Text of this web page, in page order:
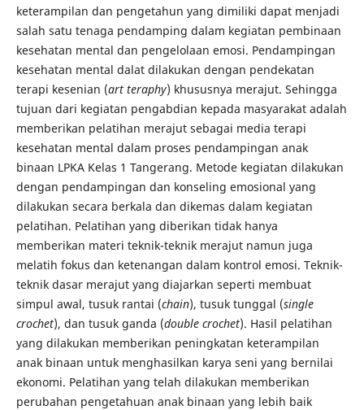
keterampilan dan pengetahun yang dimiliki dapat menjadi
salah satu tenaga pendamping dalam kegiatan pembinaan
kesehatan mental dan pengelolaan emosi. Pendampingan
kesehatan mental dalat dilakukan dengan pendekatan
terapi kesenian (art teraphy) khususnya merajut. Sehingga
tujuan dari kegiatan pengabdian kepada masyarakat adalah
memberikan pelatihan merajut sebagai media terapi
kesehatan mental dalam proses pendampingan anak
binaan LPKA Kelas 1 Tangerang. Metode kegiatan dilakukan
dengan pendampingan dan konseling emosional yang
dilakukan secara berkala dan dikemas dalam kegiatan
pelatihan. Pelatihan yang diberikan tidak hanya
memberikan materi teknik-teknik merajut namun juga
melatih fokus dan ketenangan dalam kontrol emosi. Teknik-
teknik dasar merajut yang diajarkan seperti membuat
simpul awal, tusuk rantai (chain), tusuk tunggal (single
crochet), dan tusuk ganda (double crochet). Hasil pelatihan
yang dilakukan memberikan peningkatan keterampilan
anak binaan untuk menghasilkan karya seni yang bernilai
ekonomi. Pelatihan yang telah dilakukan memberikan
perubahan pengetahuan anak binaan yang lebih baik